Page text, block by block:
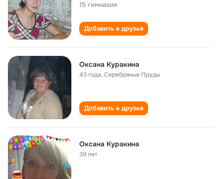
15 гимназия
Добавить в друзья
Оксана Куракина
43 года,Серебряные Пруды
Добавить в друзья
Оксана Куракина
39 лет